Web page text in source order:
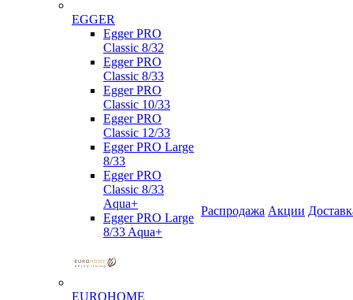
EGGER
Egger PRO
Classic 8/32
Egger PRO
Classic 8/33
Egger PRO
Classic 10/33
Egger PRO
Classic 12/33
Egger PRO Large
8/33
Egger PRO
Classic 8/33
Aqua+
Egger PRO Large
8/33 Aqua+
EUROHOME
Распродажа Акции